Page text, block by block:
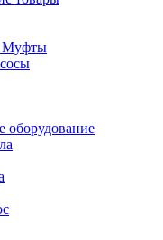
Муфты
оборудование